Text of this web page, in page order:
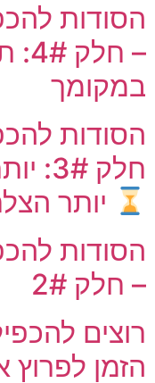
הסודות
–
במקומך
הסודות
חלק 3#: יותר זמן
יותר
הסודות
– חלק 2#
רוצים
הזמן